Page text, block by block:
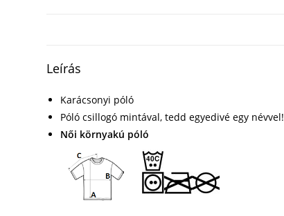
Leírás
Karácsonyi póló
Póló csillogó mintával, tedd egyedivé egy névvel!
Női környakú póló